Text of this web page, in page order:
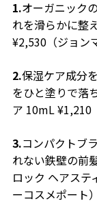
1.オーガニック
れを滑らかに整
¥2,530（ジョン
2.保湿ケア成分
をひと塗りで落
ア 10mL ¥1,210
3.コンパクトブ
れない鉄壁の前
ロック ヘアステ
ーコスメポート）